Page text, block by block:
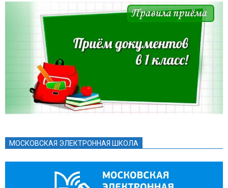
МОСКОВСКАЯ ЭЛЕКТРОННАЯ ШКОЛА